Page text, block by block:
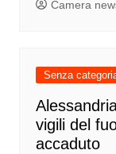
Camera
Senza
vigili del
accaduto